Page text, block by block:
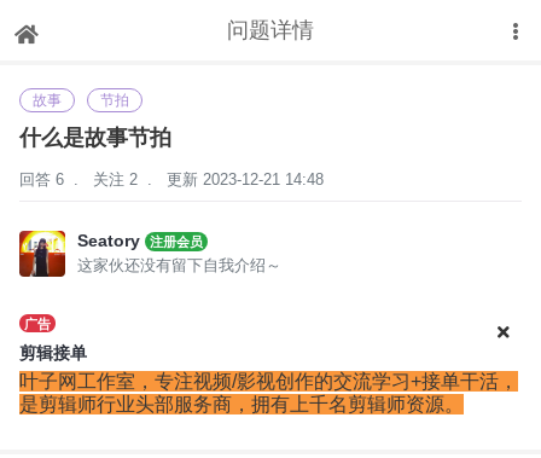
问题详情
下拉刷新
故事 节拍
什么是故事节拍
回答 6 . 关注 2 . 更新 2023-12-21 14:48
Seatory 注册会员
这家伙还没有留下自我介绍～
剪辑接单
叶子网工作室，‌‌专注视频/影视创作的交流学习+接单干活，
是剪辑师行业头部服务商，拥有上千名剪辑师资源。
广告